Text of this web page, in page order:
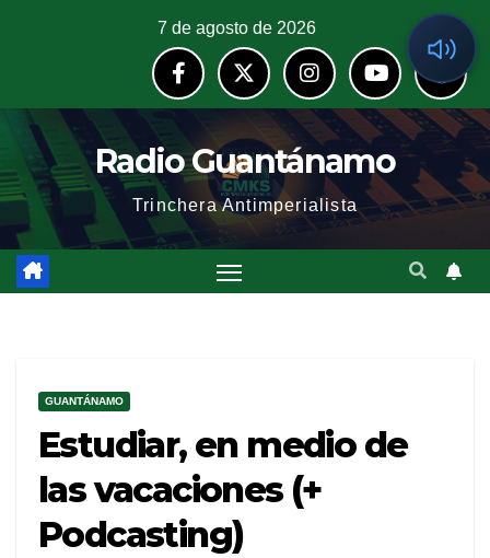
7 de agosto de 2026
Radio Guantánamo
Trinchera Antimperialista
GUANTÁNAMO
Estudiar, en medio de
las vacaciones (+
Podcasting)